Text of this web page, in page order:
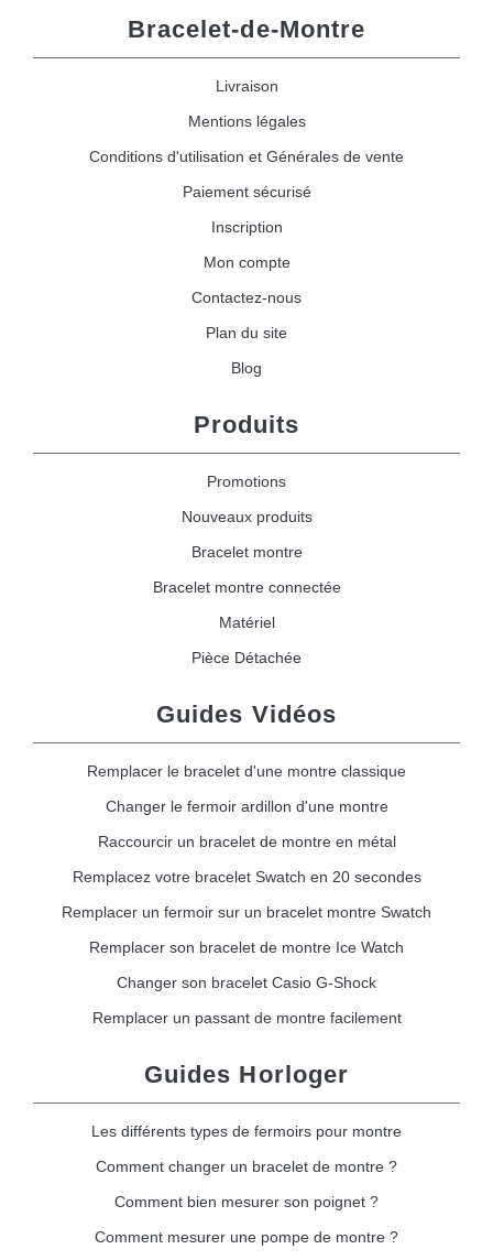
Bracelet-de-Montre
Livraison
Mentions légales
Conditions d'utilisation et Générales de vente
Paiement sécurisé
Inscription
Mon compte
Contactez-nous
Plan du site
Blog
Produits
Promotions
Nouveaux produits
Bracelet montre
Bracelet montre connectée
Matériel
Pièce Détachée
Guides Vidéos
Remplacer le bracelet d'une montre classique
Changer le fermoir ardillon d'une montre
Raccourcir un bracelet de montre en métal
Remplacez votre bracelet Swatch en 20 secondes
Remplacer un fermoir sur un bracelet montre Swatch
Remplacer son bracelet de montre Ice Watch
Changer son bracelet Casio G-Shock
Remplacer un passant de montre facilement
Guides Horloger
Les différents types de fermoirs pour montre
Comment changer un bracelet de montre ?
Comment bien mesurer son poignet ?
Comment mesurer une pompe de montre ?